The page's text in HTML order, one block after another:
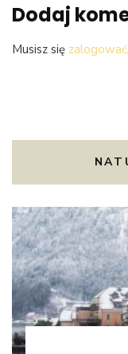
Dodaj
Musisz się zalogować